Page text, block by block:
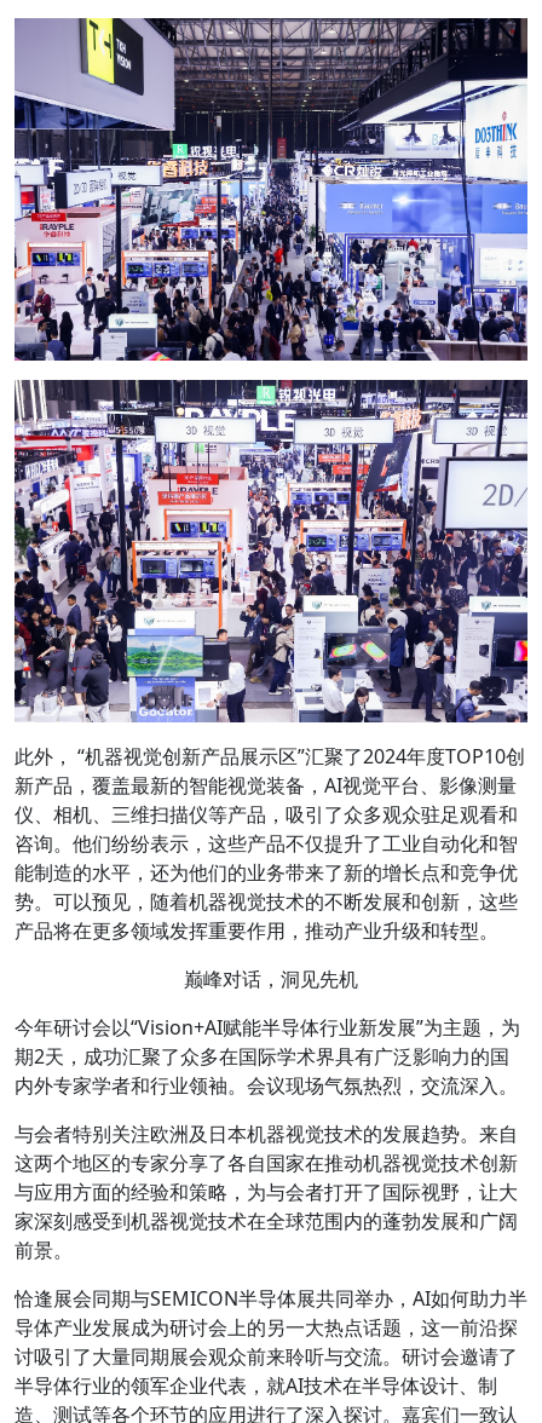
此外， “机器视觉创新产品展示区”汇聚了2024年度TOP10创
新产品，覆盖最新的智能视觉装备，AI视觉平台、影像测量
仪、相机、三维扫描仪等产品，吸引了众多观众驻足观看和
咨询。他们纷纷表示，这些产品不仅提升了工业自动化和智
能制造的水平，还为他们的业务带来了新的增长点和竞争优
势。可以预见，随着机器视觉技术的不断发展和创新，这些
产品将在更多领域发挥重要作用，推动产业升级和转型。
巅峰对话，洞见先机
今年研讨会以“Vision+AI赋能半导体行业新发展”为主题，为
期2天，成功汇聚了众多在国际学术界具有广泛影响力的国
内外专家学者和行业领袖。会议现场气氛热烈，交流深入。
与会者特别关注欧洲及日本机器视觉技术的发展趋势。来自
这两个地区的专家分享了各自国家在推动机器视觉技术创新
与应用方面的经验和策略，为与会者打开了国际视野，让大
家深刻感受到机器视觉技术在全球范围内的蓬勃发展和广阔
前景。
恰逢展会同期与SEMICON半导体展共同举办，AI如何助力半
导体产业发展成为研讨会上的另一大热点话题，这一前沿探
讨吸引了大量同期展会观众前来聆听与交流。研讨会邀请了
半导体行业的领军企业代表，就AI技术在半导体设计、制
造、测试等各个环节的应用进行了深入探讨。嘉宾们一致认